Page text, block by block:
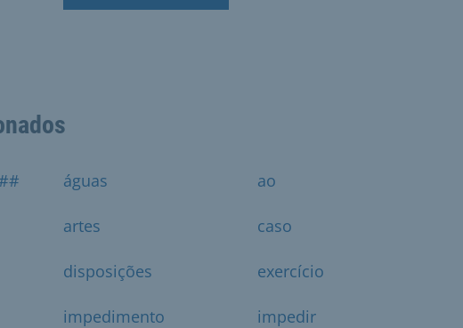
águas ao
artes caso
disposições exercício
impedimento impedir